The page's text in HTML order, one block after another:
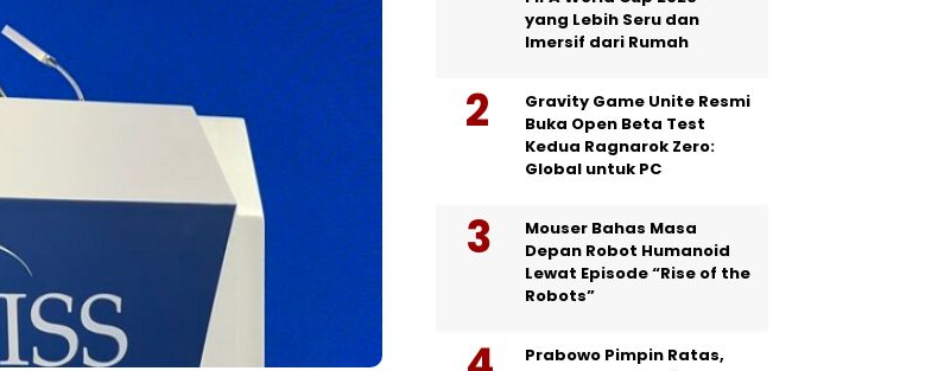
yang Lebih Seru dan
Imersif dari Rumah
Gravity Game Unite Resmi
Buka Open Beta Test
Kedua Ragnarok Zero:
Global untuk PC
Mouser Bahas Masa
Depan Robot Humanoid
Lewat Episode “Rise of the
Robots”
Prabowo Pimpin Ratas,